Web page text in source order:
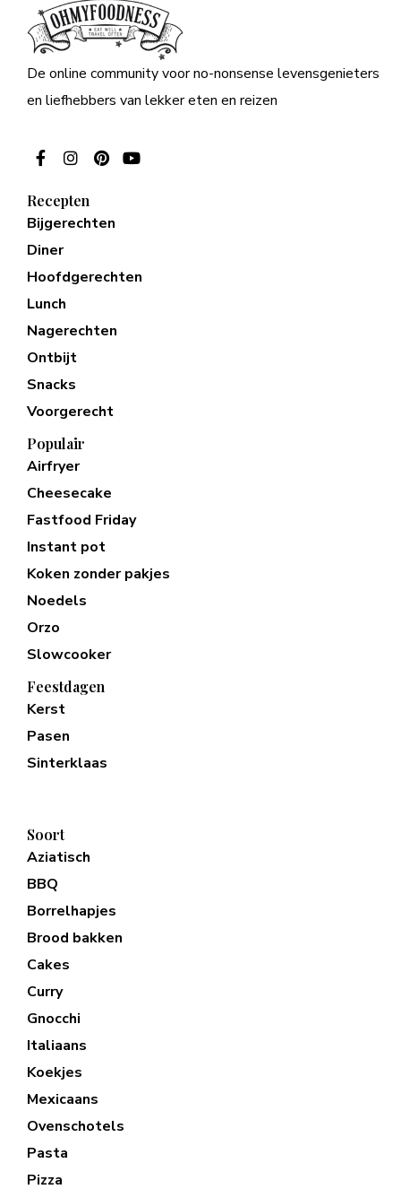
De online community voor no-nonsense levensgenieters
en liefhebbers van lekker eten en reizen
Recepten
Bijgerechten
Diner
Hoofdgerechten
Lunch
Nagerechten
Ontbijt
Snacks
Voorgerecht
Populair
Airfryer
Cheesecake
Fastfood Friday
Instant pot
Koken zonder pakjes
Noedels
Orzo
Slowcooker
Feestdagen
Kerst
Pasen
Sinterklaas
Soort
Aziatisch
BBQ
Borrelhapjes
Brood bakken
Cakes
Curry
Gnocchi
Italiaans
Koekjes
Mexicaans
Ovenschotels
Pasta
Pizza